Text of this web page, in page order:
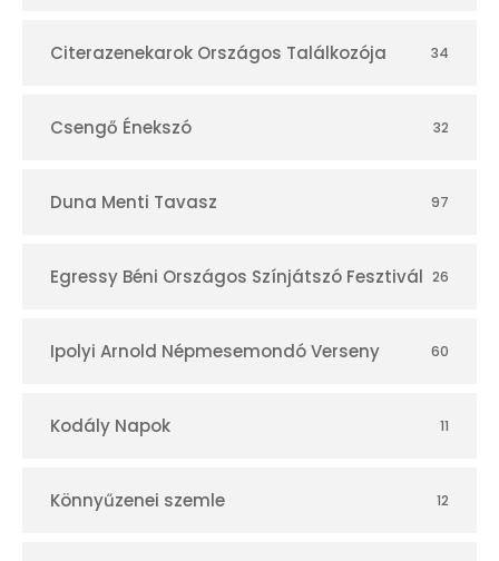
r
Citerazenekarok Országos Találkozója 34
Csengő Énekszó 32
Duna Menti Tavasz 97
Egressy Béni Országos Színjátszó Fesztivál 26
Ipolyi Arnold Népmesemondó Verseny 60
Kodály Napok 11
Könnyűzenei szemle 12